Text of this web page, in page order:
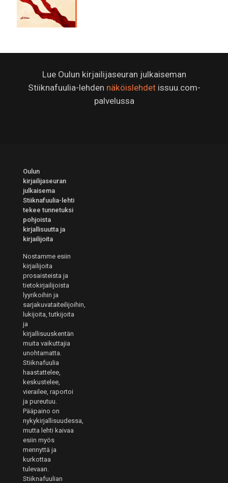
Lue Oulun kirjailijaseuran julkaiseman
Stiiknafuulia-lehden näköislehdetissuu.com-
palvelussa
Oulun
kirjailijaseuran
julkaisema
Stiiknafuulia-lehti
tekee tunnetuksi
pohjoista
kirjallisuutta ja
kirjailijoita
Nostamme esiin
kirjailijoita
prosaisteista ja
tietokirjailijoista
lyyrikoihin ja
sarjakuvataiteilijoihin,
lukijoita, tutkijoita
ja
kirjallisuuskentän
muita vaikuttajia
unohtamatta.
Stiiknafuulia
haastattelee,
keskustelee,
vierailee, raportoi
ja pureutuu.
Pääpaino on
nykykirjallisuudessa,
mutta lehti kaivaa
esiin myös
mennyttä ja
kurkottaa
tulevaan.
Stiiknafuulian